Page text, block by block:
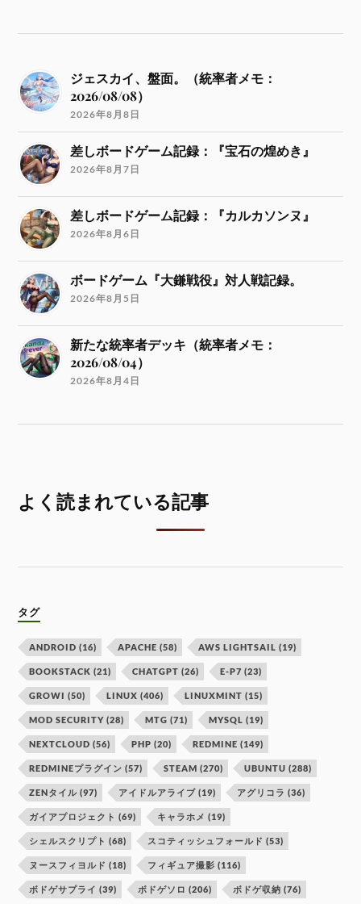
ジェスカイ、盤面。（統率者メモ：
2026/08/08）
2026年8月8日
差しボードゲーム記録：『宝石の煌めき』
2026年8月7日
差しボードゲーム記録：『カルカソンヌ』
2026年8月6日
ボードゲーム『大鎌戦役』対人戦記録。
2026年8月5日
新たな統率者デッキ（統率者メモ：
2026/08/04）
2026年8月4日
よく読まれている記事
タグ
ANDROID (16) APACHE (58) AWS LIGHTSAIL (19)
BOOKSTACK (21) CHATGPT (26) E-P7 (23)
GROWI (50) LINUX (406) LINUXMINT (15)
MOD SECURITY (28) MTG (71) MYSQL (19)
NEXTCLOUD (56) PHP (20) REDMINE (149)
REDMINEプラグイン (57) STEAM (270) UBUNTU (288)
ZENタイル (97) アイドルアライブ (19) アグリコラ (36)
ガイアプロジェクト (69) キャラホメ (19)
シェルスクリプト (68) スコティッシュフォールド (53)
ヌースフィヨルド (18) フィギュア撮影 (116)
ボドゲサプライ (39) ボドゲソロ (206) ボドゲ収納 (76)